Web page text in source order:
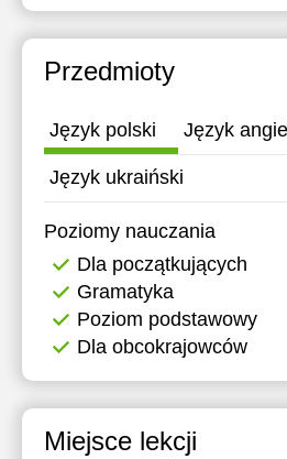
Przedmioty
Język polski Język
Język ukraiński
Poziomy nauczania
Dla początkujących
Gramatyka
Poziom podstawowy
Dla obcokrajowców
Miejsce lekcji